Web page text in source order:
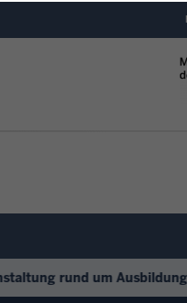
rund um Ausbildung